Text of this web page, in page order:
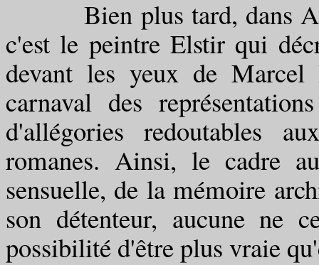
Bien plus tard, dans A
c'est le peintre Elstir qui
devant les yeux de Marcel
carnaval des
d'allégories redoutables
romanes. Ainsi, le cadre
sensuelle, de la mémoire
son détenteur, aucune ne
possibilité d'être plus vraie